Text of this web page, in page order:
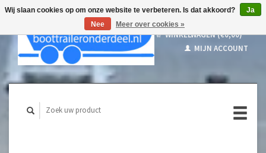
WINKELWAGEN (€0,00)
MIJN ACCOUNT
Wij slaan cookies op om onze website te verbeteren. Is dat akkoord?
Ja
Nee
Meer over cookies »